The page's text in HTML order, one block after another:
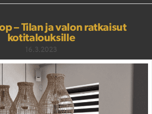
– Tilan ja valon ratkaisut
kotitalouksille